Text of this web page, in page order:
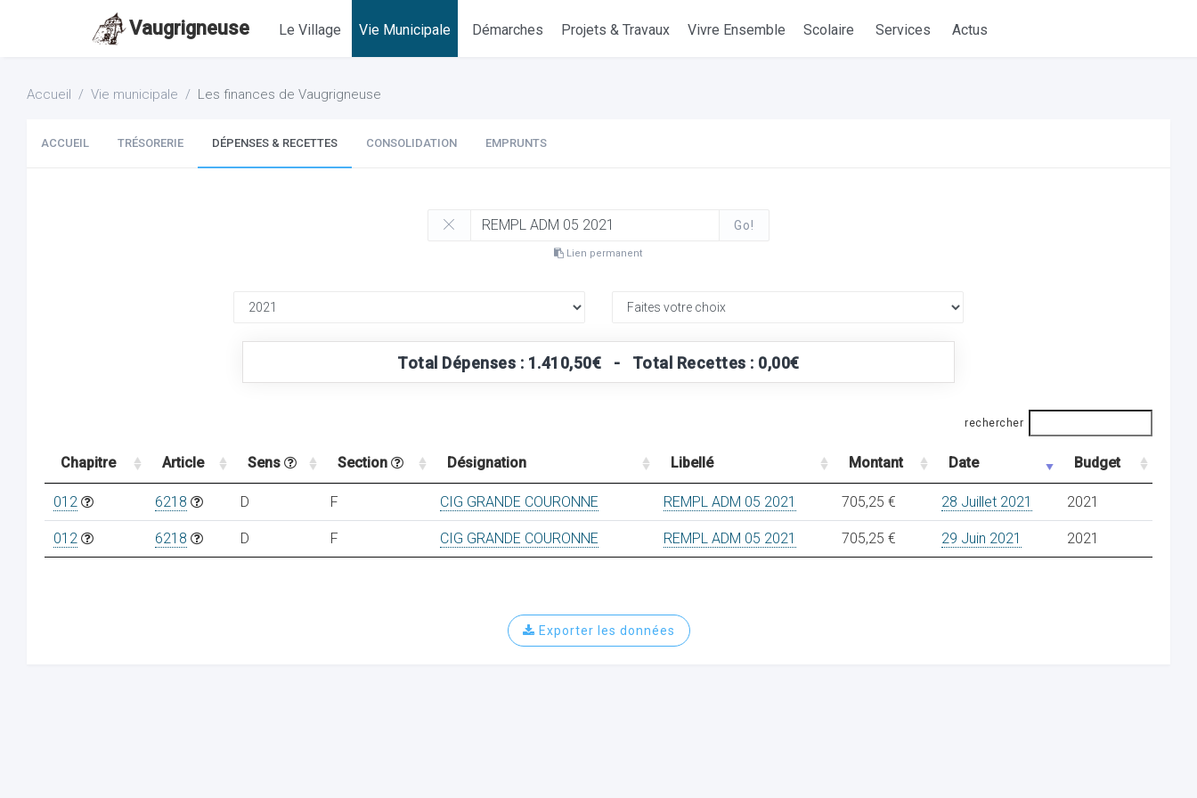
Vaugrigneuse Le Village Vie Municipale Démarches Projets & Travaux Vivre Ensemble Scolaire Services Actus
Accueil Vie municipale Les finances de Vaugrigneuse
ACCUEIL TRÉSORERIE DÉPENSES & RECETTES CONSOLIDATION EMPRUNTS
Go!
Lien permanent
Total Dépenses : 1.410,50€ - Total Recettes : 0,00€
rechercher
Chapitre Article Sens Section Désignation Libellé Montant Date Budget
012 6218 D F CIG GRANDE COURONNE REMPL ADM 05 2021 705,25 € 28 Juillet 2021 2021
012 6218 D F CIG GRANDE COURONNE REMPL ADM 05 2021 705,25 € 29 Juin 2021 2021
Exporter les données